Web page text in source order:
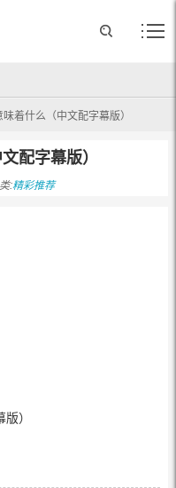
着什么（中文配字幕版）
配字幕版）
:精彩推荐
）